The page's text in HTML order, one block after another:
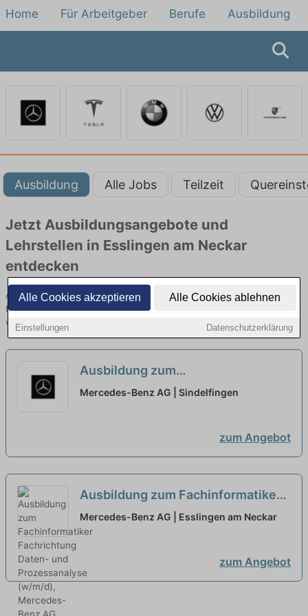
Alle Cookies akzeptieren Alle Cookies ablehnen
Einstellungen Datenschutzerklärung
Home Für Arbeitgeber Berufe Ausbildung
Ausbildung Alle Jobs Teilzeit
Jetzt Ausbildungsangebote und
Lehrstellen in Esslingen am Neckar
entdecken
Ausbildungsangebote beim Autobauer in Esslingen am Neckar
finden Sie von namhaften Firmen. Entdecken Sie freie Optionen
von Top-Arbeitgebern und bewerben Sie sich noch heute.
Ausbildung zum
Konstruktionsmechaniker (w/m/d)
Ausbildungsbeginn 13.09.2027 neu
Mercedes-Benz AG | Sindelfingen
zum Angebot
Ausbildung zum Fachinformatiker
Fachrichtung Daten- und
Prozessanalyse (w/m/d),
Untertürkheim, Ausbildungsbeginn
Mercedes-Benz AG | Esslingen am Neckar
zum Angebot